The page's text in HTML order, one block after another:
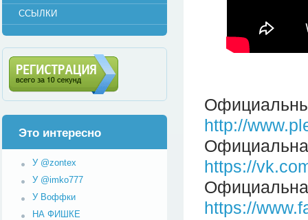
http://
https://
https://
ССЫЛКИ
Регистрация (всего за 10
Это интересно
У @zontex
У @imko777
У Воффки
НА ФИШКЕ